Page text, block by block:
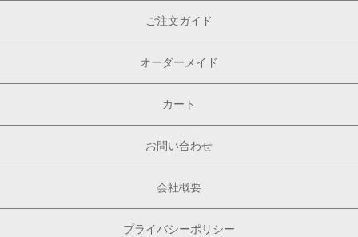
ご注文ガイド
オーダーメイド
カート
お問い合わせ
会社概要
プライバシーポリシー